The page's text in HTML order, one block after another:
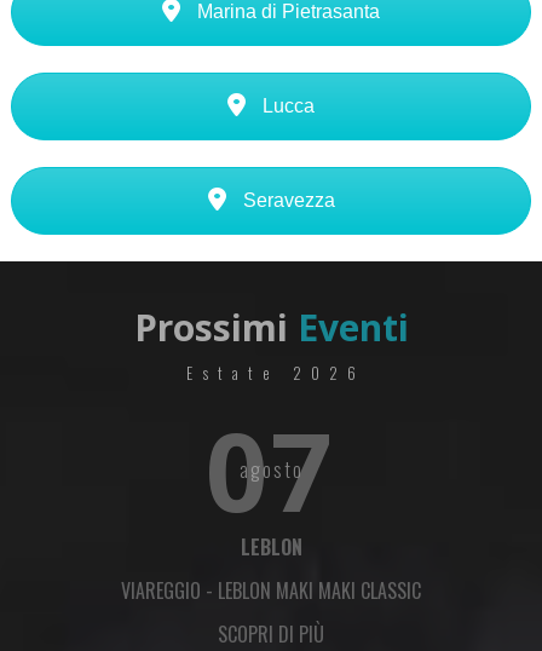
Marina di Pietrasanta
Lucca
Seravezza
Prossimi Eventi
Estate 2026
07
agosto
LEBLON
VIAREGGIO - LEBLON MAKI MAKI CLASSIC
SCOPRI DI PIÙ